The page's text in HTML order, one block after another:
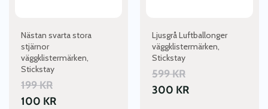
Nästan svarta stora
stjärnor
väggklistermärken,
Stickstay
199KR
100 KR
Ljusgrå Luftballonger
väggklistermärken,
Stickstay
599KR
300 KR